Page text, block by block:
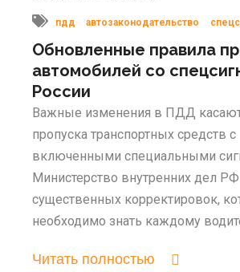
пдд автозаконодательство
Обновленные правила
автомобилей со
России
Важные изменения в ПДД
пропуска транспортных средств с
включенными специальными
Министерство внутренних дел
существенных корректировок,
необходимо знать каждому
Читать полностью